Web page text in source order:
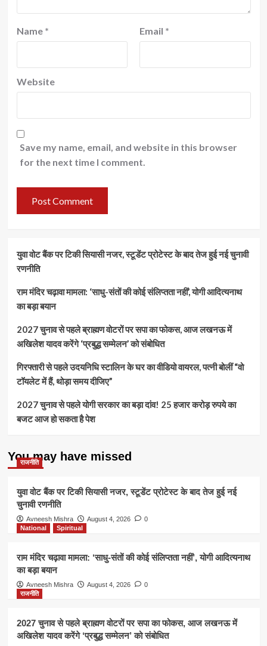
Name * Email *
Website
Save my name, email, and website in this browser
for the next time I comment.
युवा वोट बैंक पर टिकी सियासी नजर, स्टूडेंट प्रोटेस्ट के बाद तेज हुई नई चुनावी
रणनीति
राम मंदिर चढ़ावा मामला: ‘साधु-संतों की कोई संलिप्तता नहीं’, योगी आदित्यनाथ
का बड़ा बयान
2027 चुनाव से पहले ब्राह्मण वोटरों पर सपा का फोकस, आज लखनऊ में
अखिलेश यादव करेंगे ‘प्रबुद्ध सम्मेलन’ को संबोधित
गिरफ्तारी से पहले उदयनिधि स्टालिन के घर का वीडियो वायरल, पत्नी बोलीं “वो
टॉयलेट में हैं, थोड़ा समय दीजिए”
2027 चुनाव से पहले योगी सरकार का बड़ा दांव! 25 हजार करोड़ रुपये का
बजट आज हो सकता है पेश
You may have missed
राजनीति
युवा वोट बैंक पर टिकी सियासी नजर, स्टूडेंट प्रोटेस्ट के बाद तेज हुई नई
चुनावी रणनीति
Avneesh Mishra August 4, 2026
0
National
Spiritual
राम मंदिर चढ़ावा मामला: ‘साधु-संतों की कोई संलिप्तता नहीं’, योगी आदित्यनाथ
का बड़ा बयान
Avneesh Mishra August 4, 2026
0
राजनीति
2027 चुनाव से पहले ब्राह्मण वोटरों पर सपा का फोकस, आज लखनऊ में
अखिलेश यादव करेंगे ‘प्रबुद्ध सम्मेलन’ को संबोधित